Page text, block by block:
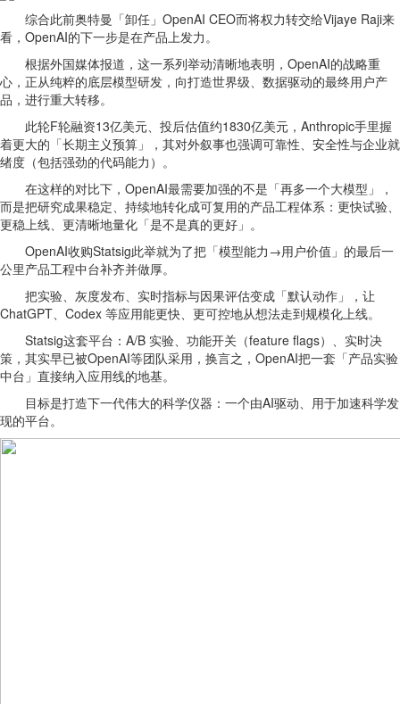
综合此前奥特曼「卸任」OpenAI CEO而将权力转交给Vijaye Raji来
看，OpenAI的下一步是在产品上发力。
根据外国媒体报道，这一系列举动清晰地表明，OpenAI的战略重
心，正从纯粹的底层模型研发，向打造世界级、数据驱动的最终用户产
品，进行重大转移。
此轮F轮融资13亿美元、投后估值约1830亿美元，Anthropic手里握
着更大的「长期主义预算」，其对外叙事也强调可靠性、安全性与企业就
绪度（包括强劲的代码能力）。
在这样的对比下，OpenAI最需要加强的不是「再多一个大模型」，
而是把研究成果稳定、持续地转化成可复用的产品工程体系：更快试验、
更稳上线、更清晰地量化「是不是真的更好」。
OpenAI收购Statsig此举就为了把「模型能力→用户价值」的最后一
公里产品工程中台补齐并做厚。
把实验、灰度发布、实时指标与因果评估变成「默认动作」，让
ChatGPT、Codex 等应用能更快、更可控地从想法走到规模化上线。
Statsig这套平台：A/B 实验、功能开关（feature flags）、实时决
策，其实早已被OpenAI等团队采用，换言之，OpenAI把一套「产品实验
中台」直接纳入应用线的地基。
目标是打造下一代伟大的科学仪器：一个由AI驱动、用于加速科学发
现的平台。